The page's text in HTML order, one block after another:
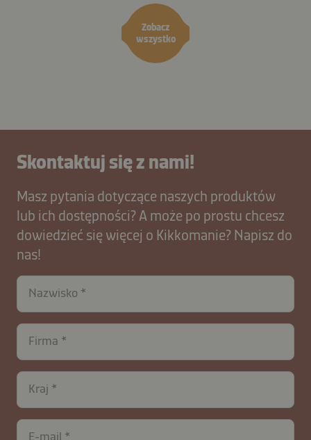
Zobacz
wszystko
Skontaktuj się z nami!
Masz pytania dotyczące naszych produktów
lub ich dostępności? A może po prostu chcesz
dowiedzieć się więcej o Kikkomanie? Napisz do
nas!
Nazwisko
Firma
Kraj
E-mail